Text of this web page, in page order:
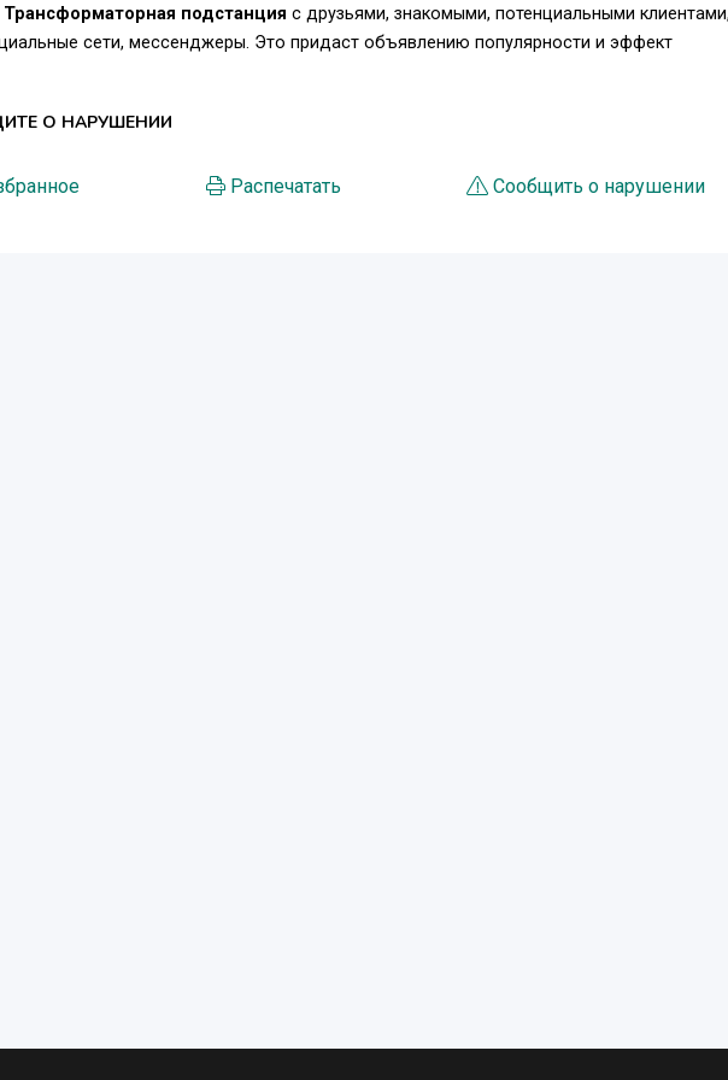
Трансформаторная подстанция с друзьями, знакомыми, потенциальными
сети, мессенджеры. Это придаст объявлению популярности и эффект
О НАРУШЕНИИ
Распечатать Сообщить о нарушении